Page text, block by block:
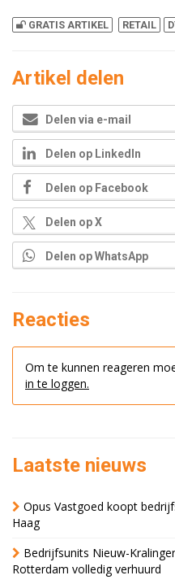
GRATIS ARTIKEL RETAIL
Artikel delen
Delen via e-mail
Delen op LinkedIn
Delen op Facebook
Delen op X
Delen op WhatsApp
Reacties
Om te kunnen reageren
in te loggen.
Laatste nieuws
Opus Vastgoed koopt
Haag
Bedrijfsunits Nieuw-
Rotterdam volledig verhuurd